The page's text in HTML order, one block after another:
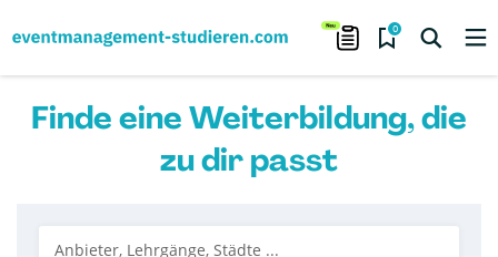
0
Finde eine Weiterbildung, die
zu dir passt